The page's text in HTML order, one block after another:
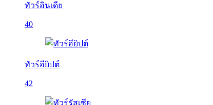
ทัวร์อินเดีย
40
ทัวร์อียิปต์
42